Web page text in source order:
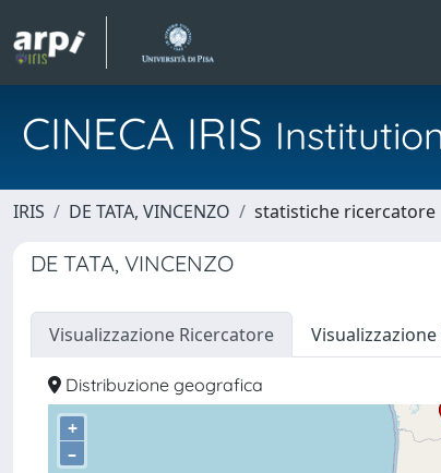
CINECA IRIS
IRIS DE TATA, VINCENZO statistiche ricercatore
DE TATA, VINCENZO
Visualizzazione Ricercatore
Distribuzione geografica
+
–